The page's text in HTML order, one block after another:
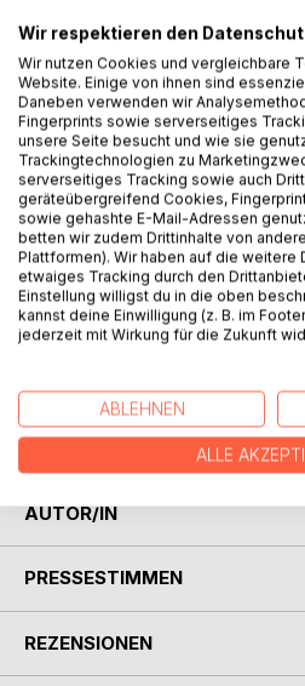
BESCHREIBUNG
Die Castell-Geschwister würden
vergessen. Misshandlungen
an der Tagesordnung, bis
wendete und den beiden zur
Psyche allerdings verwehrte ihm
normales Leben. Der
Freund seines Bruders brachte
Psychiatrie. Zehn Jahre später
Noahs Psychosen werden zur
sein Umfeld. Als dann der
Ein emotionaler Psychothriller
und einem Finale, das
AUTOR/IN
PRESSESTIMMEN
REZENSIONEN
Wir respektieren den
Wir nutzen Cookies und vergleichbare
Website. Einige von ihnen sind
Daneben verwenden wir
Fingerprints sowie serverseitiges
unsere Seite besucht und wie sie
Trackingtechnologien zu
serverseitiges Tracking sowie auch
geräteübergreifend Cookies,
sowie gehashte E-Mail-Adressen
betten wir zudem Drittinhalte von
Plattformen). Wir haben auf die weitere
etwaiges Tracking durch den
Einstellung willigst du in die oben
kannst deine Einwilligung (z. B. im
jederzeit mit Wirkung für die Zukunft
ABLEHNEN
ALLE